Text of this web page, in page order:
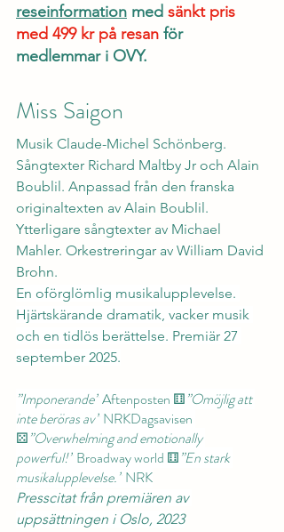
reseinformation med sänkt pris
med 499 kr på resan för
medlemmar i OVY.
Miss Saigon
Musik Claude-Michel Schönberg.
Sångtexter Richard Maltby Jr och Alain
Boublil. Anpassad från den franska
originaltexten av Alain Boublil.
Ytterligare sångtexter av Michael
Mahler. Orkestreringar av William David
Brohn.
En oförglömlig musikalupplevelse.
Hjärtskärande dramatik, vacker musik
och en tidlös berättelse. Premiär 27
september 2025.
”Imponerande” Aftenposten ⚅”Omöjlig att
inte beröras av” NRKDagsavisen
⚄”Overwhelming and emotionally
powerful!” Broadway world ⚅”En stark
musikalupplevelse.” NRK
Presscitat från premiären av
uppsättningen i Oslo, 2023